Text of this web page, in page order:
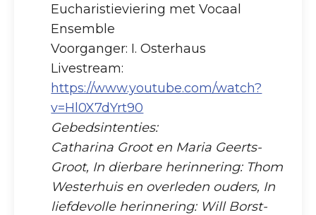
Eucharistieviering met Vocaal
Ensemble
Voorganger: I. Osterhaus
Livestream:
https://www.youtube.com/watch?
v=Hl0X7dYrt90
Gebedsintenties:
Catharina Groot en Maria Geerts-
Groot, In dierbare herinnering: Thom
Westerhuis en overleden ouders, In
liefdevolle herinnering: Will Borst-